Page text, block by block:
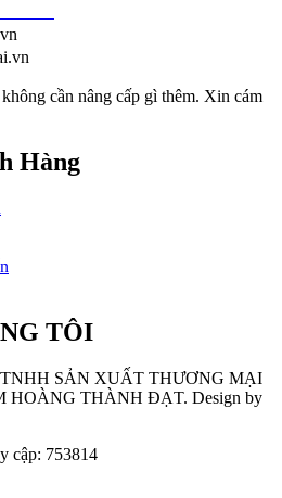
SPB2990LW
SPB2990
560-8GTE
SPB-4433
1582
SPB2365
SPB-2365LW
2463LW
2248-16PK
16PK-S8M
2248
cần nâng cấp gì thêm. Xin cám
Hàng
TÔI
SẢN XUẤT THƯƠNG MẠI
HOÀNG THÀNH ĐẠT. Design by
cập: 753814